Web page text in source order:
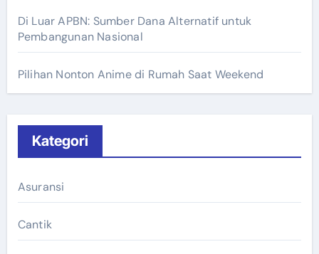
Di Luar APBN: Sumber Dana Alternatif untuk
Pembangunan Nasional
Pilihan Nonton Anime di Rumah Saat Weekend
Kategori
Asuransi
Cantik